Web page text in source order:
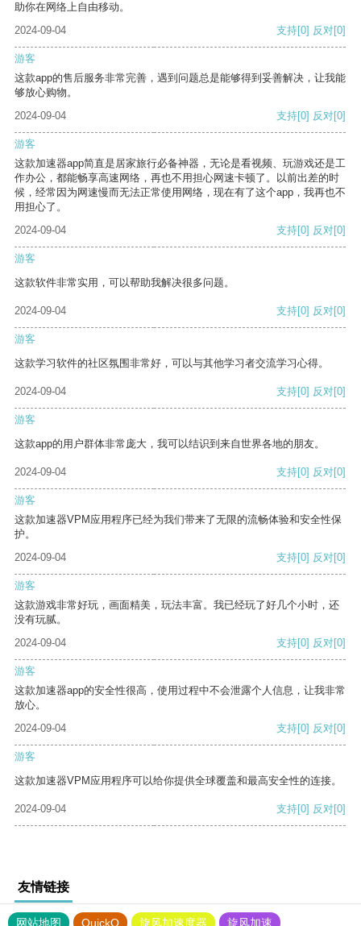
助你在网络上自由移动。
2024-09-04
支持[0] 反对[0]
游客
这款app的售后服务非常完善，遇到问题总是能够得到妥善解决，让我能
够放心购物。
2024-09-04
支持[0] 反对[0]
游客
这款加速器app简直是居家旅行必备神器，无论是看视频、玩游戏还是工
作办公，都能畅享高速网络，再也不用担心网速卡顿了。以前出差的时
候，经常因为网速慢而无法正常使用网络，现在有了这个app，我再也不
用担心了。
2024-09-04
支持[0] 反对[0]
游客
这款软件非常实用，可以帮助我解决很多问题。
2024-09-04 支持[0] 反对[0]
游客
这款学习软件的社区氛围非常好，可以与其他学习者交流学习心得。
2024-09-04 支持[0] 反对[0]
游客
这款app的用户群体非常庞大，我可以结识到来自世界各地的朋友。
2024-09-04 支持[0] 反对[0]
游客
这款加速器VPM应用程序已经为我们带来了无限的流畅体验和安全性保
护。
2024-09-04
支持[0] 反对[0]
游客
这款游戏非常好玩，画面精美，玩法丰富。我已经玩了好几个小时，还
没有玩腻。
2024-09-04
支持[0] 反对[0]
游客
这款加速器app的安全性很高，使用过程中不会泄露个人信息，让我非常
放心。
2024-09-04
支持[0] 反对[0]
游客
这款加速器VPM应用程序可以给你提供全球覆盖和最高安全性的连接。
2024-09-04 支持[0] 反对[0]
友情链接
网站地图 QuickQ 旋风加速度器 旋风加速